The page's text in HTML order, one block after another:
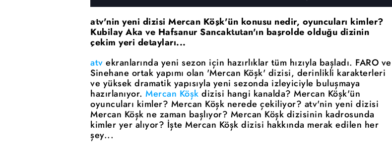
atv'nin yeni dizisi Mercan Köşk'ün konusu nedir, oyuncuları kimler?
Kubilay Aka ve Hafsanur Sancaktutan'ın başrolde olduğu dizinin
çekim yeri detayları...
atv ekranlarında yeni sezon için hazırlıklar tüm hızıyla başladı. FARO ve
Sinehane ortak yapımı olan 'Mercan Köşk' dizisi, derinlikli karakterleri
ve yüksek dramatik yapısıyla yeni sezonda izleyiciyle buluşmaya
hazırlanıyor. Mercan Köşk dizisi hangi kanalda? Mercan Köşk'ün
oyuncuları kimler? Mercan Köşk nerede çekiliyor? atv'nin yeni dizisi
Mercan Köşk ne zaman başlıyor? Mercan Köşk dizisinin kadrosunda
kimler yer alıyor? İşte Mercan Köşk dizisi hakkında merak edilen her
şey...